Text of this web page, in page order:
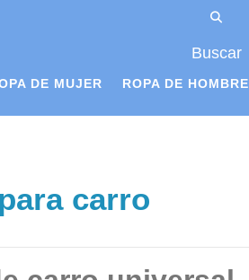
Buscar
DE MUJER ROPA DE HOMBRE
carro